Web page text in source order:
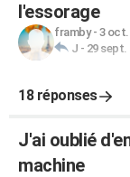
l'essorage
framby- 3 oct.
J - 29 sept.
18 réponses
J'ai oublié
machine